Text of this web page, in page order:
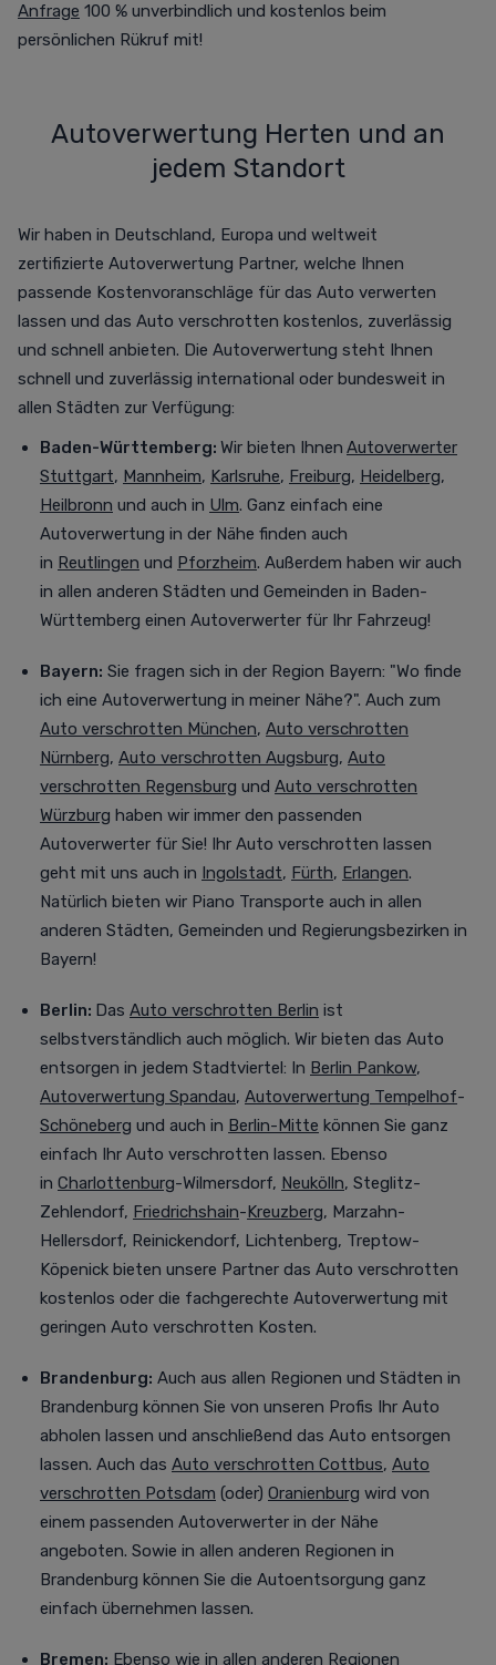
Anfrage 100 % unverbindlich und kostenlos beim
persönlichen Rükruf mit!
Autoverwertung Herten und an
jedem Standort
Wir haben in Deutschland, Europa und weltweit
zertifizierte Autoverwertung Partner, welche Ihnen
passende Kostenvoranschläge für das Auto verwerten
lassen und das Auto verschrotten kostenlos, zuverlässig
und schnell anbieten. Die Autoverwertung steht Ihnen
schnell und zuverlässig international oder bundesweit in
allen Städten zur Verfügung:
Baden-Württemberg: Wir bieten Ihnen Autoverwerter
Stuttgart, Mannheim, Karlsruhe, Freiburg, Heidelberg,
Heilbronn und auch in Ulm. Ganz einfach eine
Autoverwertung in der Nähe finden auch
in Reutlingen und Pforzheim. Außerdem haben wir auch
in allen anderen Städten und Gemeinden in Baden-
Württemberg einen Autoverwerter für Ihr Fahrzeug!
Bayern: Sie fragen sich in der Region Bayern: "Wo finde
ich eine Autoverwertung in meiner Nähe?". Auch zum
Auto verschrotten München, Auto verschrotten
Nürnberg, Auto verschrotten Augsburg, Auto
verschrotten Regensburg und Auto verschrotten
Würzburg haben wir immer den passenden
Autoverwerter für Sie! Ihr Auto verschrotten lassen
geht mit uns auch in Ingolstadt, Fürth, Erlangen.
Natürlich bieten wir Piano Transporte auch in allen
anderen Städten, Gemeinden und Regierungsbezirken in
Bayern!
Berlin: Das Auto verschrotten Berlin ist
selbstverständlich auch möglich. Wir bieten das Auto
entsorgen in jedem Stadtviertel: In Berlin Pankow,
Autoverwertung Spandau, Autoverwertung Tempelhof-
Schöneberg und auch in Berlin-Mitte können Sie ganz
einfach Ihr Auto verschrotten lassen. Ebenso
in Charlottenburg-Wilmersdorf, Neukölln, Steglitz-
Zehlendorf, Friedrichshain-Kreuzberg, Marzahn-
Hellersdorf, Reinickendorf, Lichtenberg, Treptow-
Köpenick bieten unsere Partner das Auto verschrotten
kostenlos oder die fachgerechte Autoverwertung mit
geringen Auto verschrotten Kosten.
Brandenburg: Auch aus allen Regionen und Städten in
Brandenburg können Sie von unseren Profis Ihr Auto
abholen lassen und anschließend das Auto entsorgen
lassen. Auch das Auto verschrotten Cottbus, Auto
verschrotten Potsdam (oder) Oranienburg wird von
einem passenden Autoverwerter in der Nähe
angeboten. Sowie in allen anderen Regionen in
Brandenburg können Sie die Autoentsorgung ganz
einfach übernehmen lassen.
Bremen: Ebenso wie in allen anderen Regionen